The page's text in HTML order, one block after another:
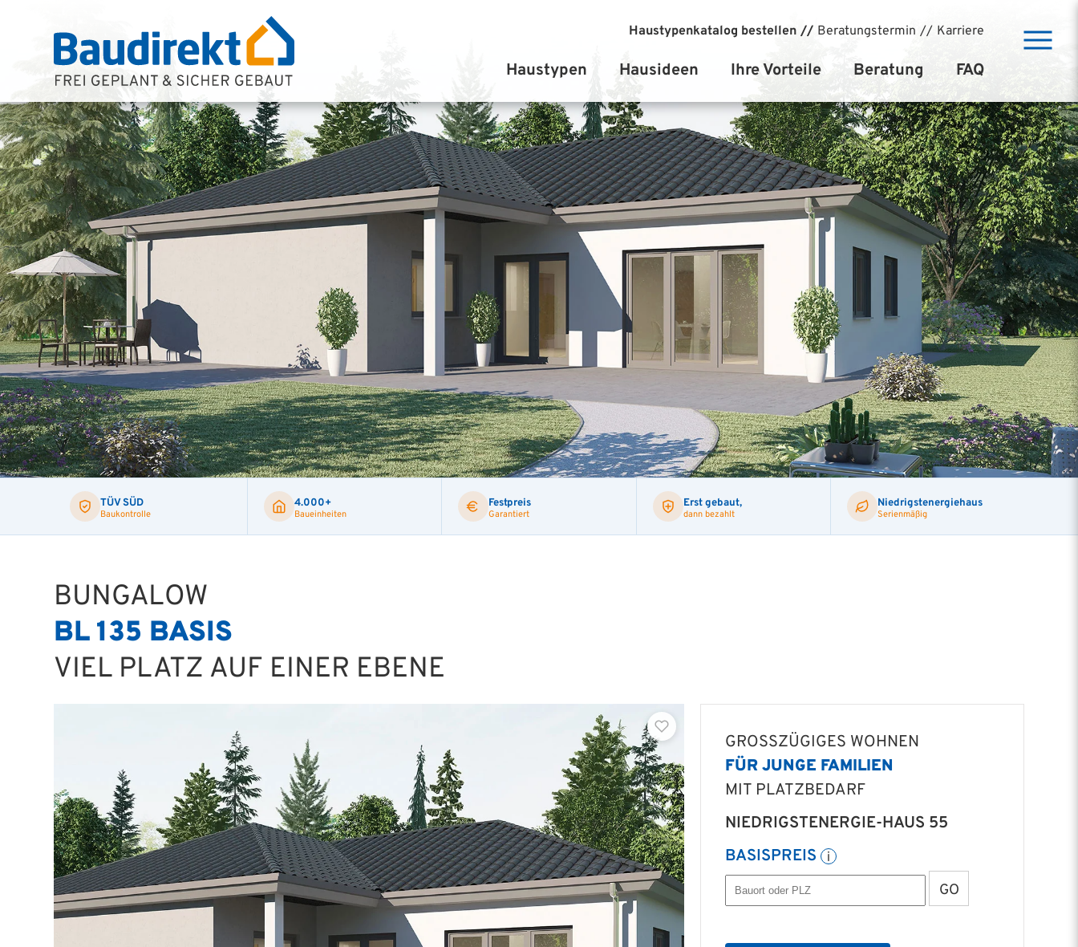
Haustypenkatalog bestellen Beratungstermin Karriere
Haustypen
Einfamilienhäuser
Stadtvilla
Bungalow
Zweifamilienhäuser
Doppelhäuser
Hausideen
Ihre Vorteile
Baudirekt-System
Vollkasko Sicherheit
BAX Preisvorteil
Niedrigstenergiehaus
Climapro Massivwand
Markenqualität
Baukontrolle TÜV Süd
Barrierefreies bauen
Beratung
Kostenlose Bauberatung
Baufinanzierung
10 Schritte bis zum Einzug
Referenzprojekte
FAQ
TÜV SÜD
Baukontrolle
4.000+
Baueinheiten
Festpreis
Garantiert
Erst gebaut,
dann bezahlt
Niedrigstenergiehaus
Serienmäßig
BUNGALOW
BL 135 BASIS
VIEL PLATZ AUF EINER EBENE
GROSSZÜGIGES WOHNEN
FÜR JUNGE FAMILIEN
MIT PLATZBEDARF
NIEDRIGSTENERGIE-HAUS 55
BASISPREIS
GO